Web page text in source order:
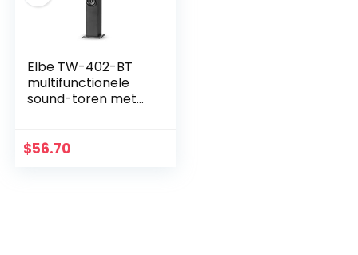
Elbe TW-402-BT
multifunctionele
sound-toren met
zwart
$56.70